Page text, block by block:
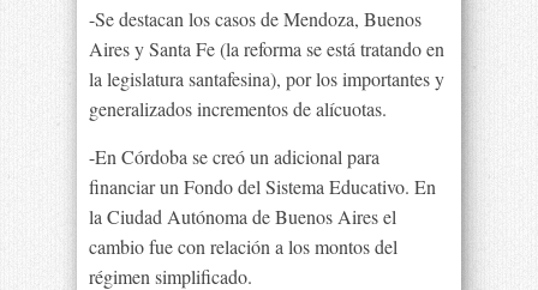
-Se destacan los casos de Mendoza, Buenos
Aires y Santa Fe (la reforma se está tratando en
la legislatura santafesina), por los importantes y
generalizados incrementos de alícuotas.
-En Córdoba se creó un adicional para
financiar un Fondo del Sistema Educativo. En
la Ciudad Autónoma de Buenos Aires el
cambio fue con relación a los montos del
régimen simplificado.